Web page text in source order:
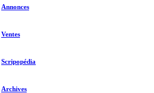
Annonces
Ventes
Scripopédia
Archives